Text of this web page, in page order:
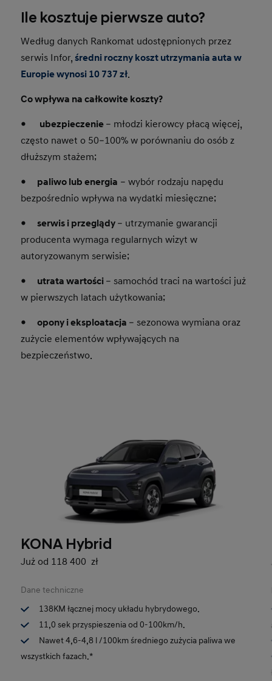
Ile kosztuje pierwsze auto?
Według danych Rankomat udostępnionych przez
serwis Infor, średni roczny koszt utrzymania auta w
Europie wynosi 10 737 zł.
Co wpływa na całkowite koszty?
● ubezpieczenie – młodzi kierowcy płacą więcej,
często nawet o 50–100% w porównaniu do osób z
dłuższym stażem;
● paliwo lub energia – wybór rodzaju napędu
bezpośrednio wpływa na wydatki miesięczne;
● serwis i przeglądy – utrzymanie gwarancji
producenta wymaga regularnych wizyt w
autoryzowanym serwisie;
● utrata wartości – samochód traci na wartości już
w pierwszych latach użytkowania;
● opony i eksploatacja – sezonowa wymiana oraz
zużycie elementów wpływających na
bezpieczeństwo.
KONA Hybrid
Już od 118 400 zł
Dane techniczne
138KM łącznej mocy układu hybrydowego.
11,0 sek przyspieszenia od 0-100km/h.
Nawet 4,6-4,8 l /100km średniego zużycia paliwa we
wszystkich fazach.*